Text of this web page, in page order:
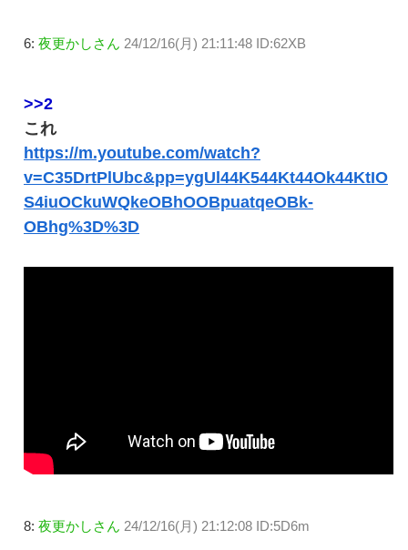
6: 夜更かしさん 24/12/16(月) 21:11:48 ID:62XB
>>2
これ
https://m.youtube.com/watch?
v=C35DrtPlUbc&pp=ygUl44K544Kt44Ok44KtIO
S4iuOCkuWQkeOBhOOBpuatqeOBk-
OBhg%3D%3D
8: 夜更かしさん 24/12/16(月) 21:12:08 ID:5D6m